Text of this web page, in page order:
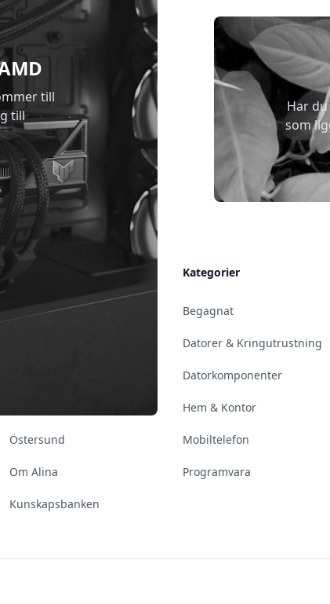
till
till
Har
som
Kontakt & Öppettider
Östersund
Om Alina
Kunskapsbanken
Kategorier
Begagnat
Datorer & Kringutrustning
Datorkomponenter
Hem & Kontor
Mobiltelefon
Programvara